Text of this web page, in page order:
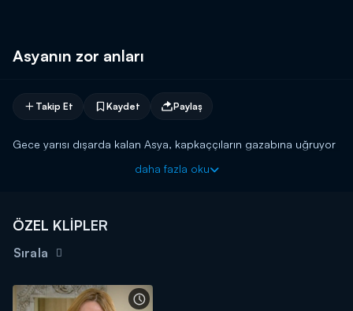
Asyanın zor anları
Takip Et Kaydet Paylaş
Gece yarısı dışarda kalan Asya, kapkaççıların gazabına uğruyor
daha fazla oku
ÖZEL KLİPLER
Sırala